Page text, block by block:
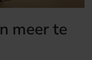
meer te